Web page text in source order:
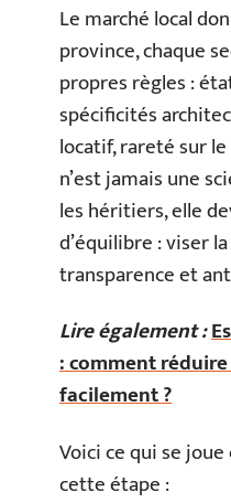
Le marché local
province, chaque
propres règles :
spécificités
locatif, rareté sur le
n’est jamais une
les héritiers, elle
d’équilibre : viser
transparence et
Lire également :
: comment
facilement ?
Voici ce qui se
cette étape :